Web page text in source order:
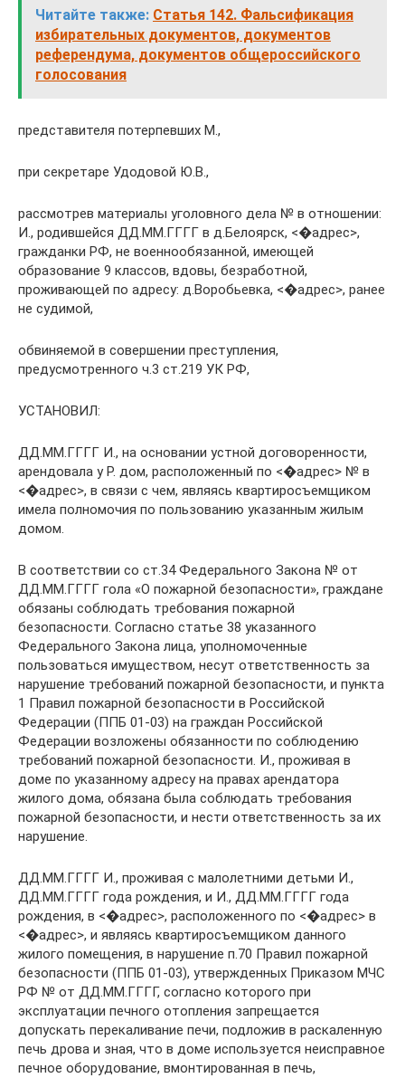
Читайте также: Статья 142. Фальсификация
избирательных документов, документов
референдума, документов общероссийского
голосования
представителя потерпевших М.,
при секретаре Удодовой Ю.В.,
рассмотрев материалы уголовного дела № в отношении:
И., родившейся ДД.ММ.ГГГГ в д.Белоярск, <�адрес>,
гражданки РФ, не военнообязанной, имеющей
образование 9 классов, вдовы, безработной,
проживающей по адресу: д.Воробьевка, <�адрес>, ранее
не судимой,
обвиняемой в совершении преступления,
предусмотренного ч.3 ст.219 УК РФ,
УСТАНОВИЛ:
ДД.ММ.ГГГГ И., на основании устной договоренности,
арендовала у Р. дом, расположенный по <�адрес> № в
<�адрес>, в связи с чем, являясь квартиросъемщиком
имела полномочия по пользованию указанным жилым
домом.
В соответствии со ст.34 Федерального Закона № от
ДД.ММ.ГГГГ гола «О пожарной безопасности», граждане
обязаны соблюдать требования пожарной
безопасности. Согласно статье 38 указанного
Федерального Закона лица, уполномоченные
пользоваться имуществом, несут ответственность за
нарушение требований пожарной безопасности, и пункта
1 Правил пожарной безопасности в Российской
Федерации (ППБ 01-03) на граждан Российской
Федерации возложены обязанности по соблюдению
требований пожарной безопасности. И., проживая в
доме по указанному адресу на правах арендатора
жилого дома, обязана была соблюдать требования
пожарной безопасности, и нести ответственность за их
нарушение.
ДД.ММ.ГГГГ И., проживая с малолетними детьми И.,
ДД.ММ.ГГГГ года рождения, и И., ДД.ММ.ГГГГ года
рождения, в <�адрес>, расположенного по <�адрес> в
<�адрес>, и являясь квартиросъемщиком данного
жилого помещения, в нарушение п.70 Правил пожарной
безопасности (ППБ 01-03), утвержденных Приказом МЧС
РФ № от ДД.ММ.ГГГГ, согласно которого при
эксплуатации печного отопления запрещается
допускать перекаливание печи, подложив в раскаленную
печь дрова и зная, что в доме используется неисправное
печное оборудование, вмонтированная в печь,